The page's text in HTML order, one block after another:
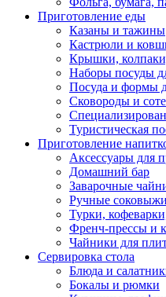
Приготовление еды
Казаны и тажины
Кастрюли и
Крышки,
Наборы посуды
Посуда и формы
Сковороды и
Туристическая
Приготовление
Аксессуары для
Домашний бар
Заварочные
Ручные
Турки,
Френч-прессы и
Чайники для
Сервировка стола
Блюда и
Бокалы и рюмки